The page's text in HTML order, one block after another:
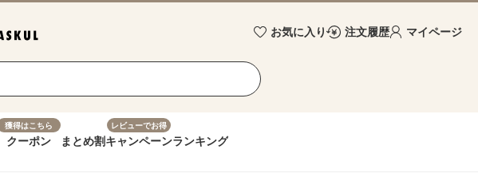
お気に入り 注文履歴 マイページ
獲得はこちら
クーポン まとめ割
レビューでお得
キャンペーンランキング